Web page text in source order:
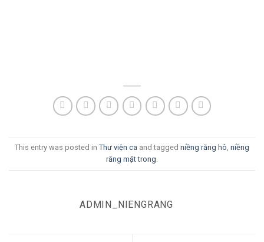
This entry was posted in Thư viện ca and tagged niềng răng hô, niềng
răng mặt trong.
ADMIN_NIENGRANG